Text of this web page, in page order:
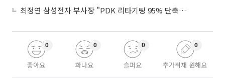
최정연 삼성전자 부사장 "PDK 리타기팅 95% 단축…에이전트 AI 시범 활용"
좋아요
0
화나요
0
슬퍼요
0
추가취재 원해요
0